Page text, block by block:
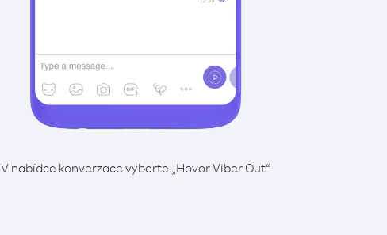
V nabídce konverzace vyberte „Hovor Viber Out“